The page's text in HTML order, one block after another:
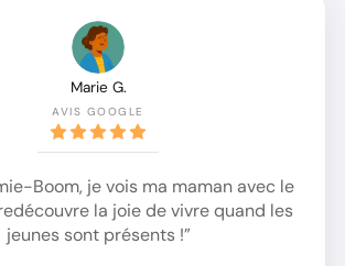
Marie G.
AVIS GOOGLE
Boom, je vois ma maman avec le
la joie de vivre quand les
jeunes sont présents !”